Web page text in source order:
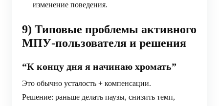
изменение поведения.
9) Типовые проблемы активного
МПУ-пользователя и решения
“К концу дня я начинаю хромать”
Это обычно усталость + компенсации.
Решение: раньше делать паузы, снизить темп,